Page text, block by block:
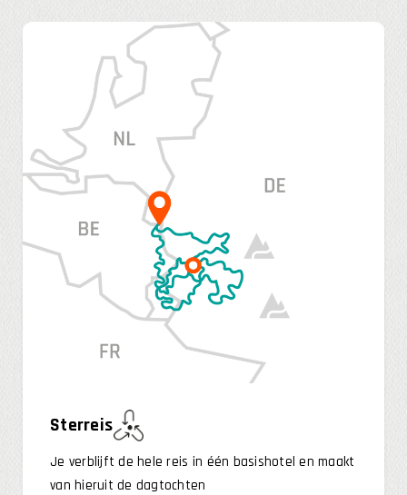
Sterreis
Je verblijft de hele reis in één basishotel en maakt
van hieruit de dagtochten